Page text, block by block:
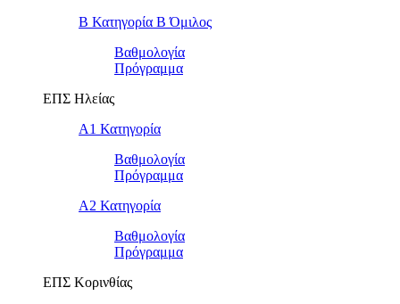
Β Κατηγορία Β Όμιλος
Βαθμολογία
Πρόγραμμα
ΕΠΣ Ηλείας
Α1 Κατηγορία
Βαθμολογία
Πρόγραμμα
Α2 Κατηγορία
Βαθμολογία
Πρόγραμμα
ΕΠΣ Κορινθίας